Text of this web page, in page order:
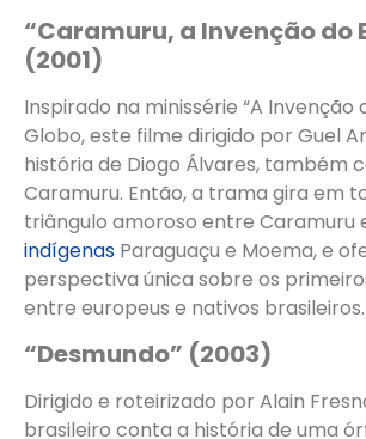
“Caramuru, a Invenção do
(2001)
Inspirado na minissérie “A Invenção
Globo, este filme dirigido por Guel
história de Diogo Álvares, também
Caramuru. Então, a trama gira em
triângulo amoroso entre Caramuru
indígenas Paraguaçu e Moema, e
perspectiva única sobre os
entre europeus e nativos brasileiros.
“Desmundo” (2003)
Dirigido e roteirizado por Alain
brasileiro conta a história de uma